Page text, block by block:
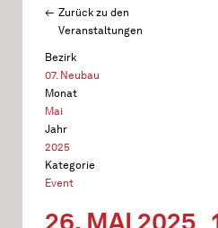
Zurück zu den
Veranstaltungen
Bezirk
07. Neubau
Monat
Mai
Jahr
2025
Kategorie
Event
26. MAI 2025